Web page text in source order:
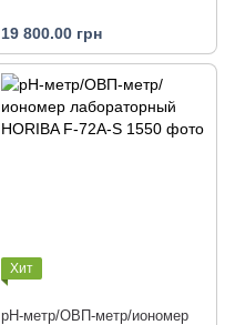
19 800.00 грн
Хит
pH-метр/ОВП-метр/иономер